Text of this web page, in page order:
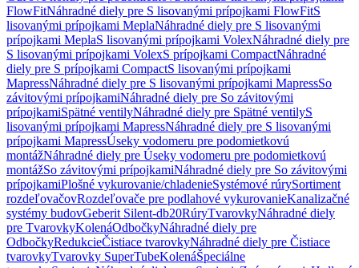
FlowFitNáhradné diely pre S lisovanými prípojkami FlowFitS
lisovanými prípojkami MeplaNáhradné diely pre S lisovanými
prípojkami MeplaS lisovanými prípojkami VolexNáhradné diely pre
S lisovanými prípojkami VolexS prípojkami CompactNáhradné
diely pre S prípojkami CompactS lisovanými prípojkami
MapressNáhradné diely pre S lisovanými prípojkami MapressSo
závitovými prípojkamiNáhradné diely pre So závitovými
prípojkamiSpätné ventilyNáhradné diely pre Spätné ventilyS
lisovanými prípojkami MapressNáhradné diely pre S lisovanými
prípojkami MapressÚseky vodomeru pre podomietkovú
montážNáhradné diely pre Úseky vodomeru pre podomietkovú
montážSo závitovými prípojkamiNáhradné diely pre So závitovými
prípojkamiPlošné vykurovanie/chladenieSystémové rúrySortiment
rozdeľovačovRozdeľovače pre podlahové vykurovanieKanalizačné
systémy budovGeberit Silent-db20RúryTvarovkyNáhradné diely
pre TvarovkyKolenáOdbočkyNáhradné diely pre
OdbočkyRedukcieČistiace tvarovkyNáhradné diely pre Čistiace
tvarovkyTvarovky SuperTubeKolenáŠpeciálne